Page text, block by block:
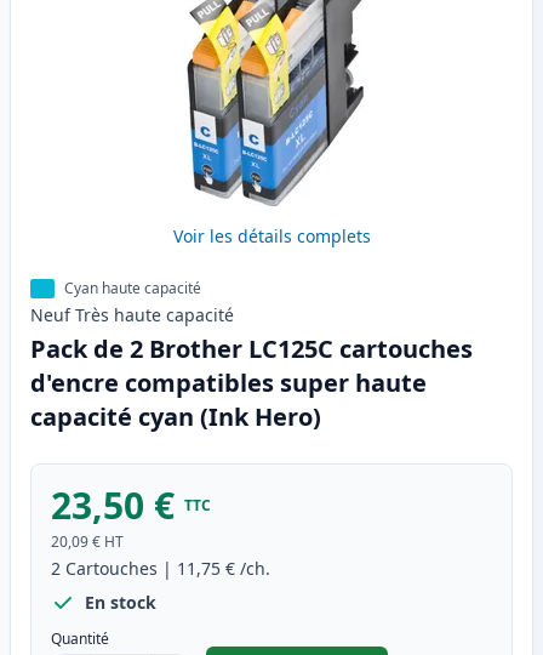
Voir les détails complets
Cyan haute capacité
Neuf Très haute capacité
Pack de 2 Brother LC125C cartouches
d'encre compatibles super haute
capacité cyan (Ink Hero)
23,50 € TTC
20,09 € HT
2 Cartouches | 11,75 € /ch.
En stock
Quantité